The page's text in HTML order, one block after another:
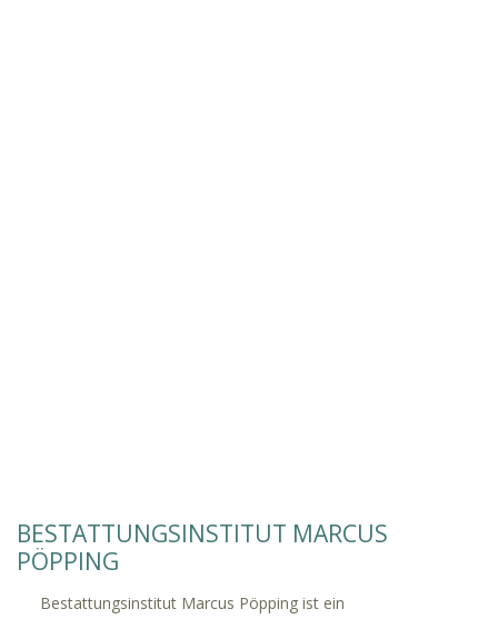
BESTATTUNGSINSTITUT MARCUS
PÖPPING
Bestattungsinstitut Marcus Pöpping ist ein